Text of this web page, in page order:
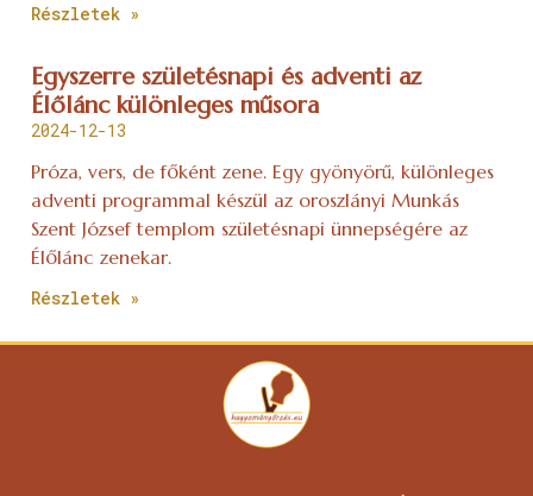
Részletek »
Egyszerre születésnapi és adventi az
Élőlánc különleges műsora
2024-12-13
Próza, vers, de főként zene. Egy gyönyörű, különleges
adventi programmal készül az oroszlányi Munkás
Szent József templom születésnapi ünnepségére az
Élőlánc zenekar.
Részletek »